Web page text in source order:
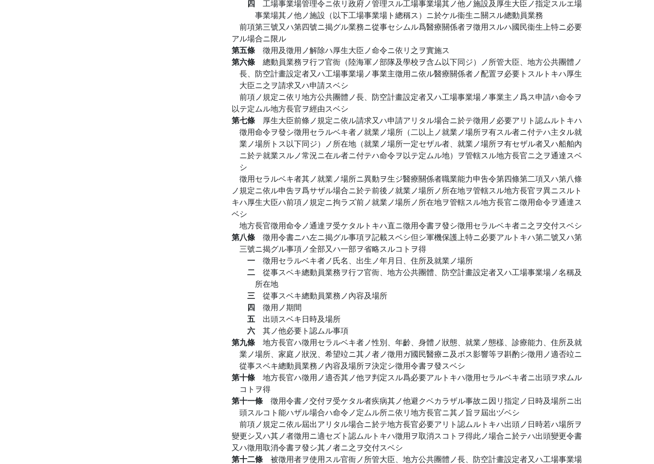
四 工場事業場管理令ニ依リ政府ノ管理スル工場事業場其ノ他ノ施設及厚生大臣ノ指定スルエ場
事業場其ノ他ノ施設（以下工場事業場ト總稱ス）ニ於ケル衞生ニ關スル總動員業務
前項第三號又ハ第四號ニ揭グル業務ニ從事セシムル爲醫療關係者ヲ徵用スルハ國民衞生上特ニ必要
アル場合ニ限ル
第五條 徵用及徵用ノ解除ハ厚生大臣ノ命令ニ依リ之ヲ實施ス
第六條 總動員業務ヲ行フ官衙（陸海軍ノ部隊及學校ヲ含ム以下同ジ）ノ所管大臣、地方公共團體ノ
長、防空計畫設定者又ハ工場事業場ノ事業主徵用ニ依ル醫療關係者ノ配置ヲ必要トスルトキハ厚生
大臣ニ之ヲ請求又ハ申請スベシ
前項ノ規定ニ依リ地方公共團體ノ長、防空計畫設定者又ハ工場事業場ノ事業主ノ爲ス申請ハ命令ヲ
以テ定ムル地方長官ヲ經由スベシ
第七條 厚生大臣前條ノ規定ニ依ル請求又ハ申請アリタル場合ニ於テ徵用ノ必要アリト認ムルトキハ
徵用命令ヲ發シ徵用セラルベキ者ノ就業ノ場所（二以上ノ就業ノ場所ヲ有スル者ニ付テハ主タル就
業ノ場所トス以下同ジ）ノ所在地（就業ノ場所一定セザル者、就業ノ場所ヲ有セザル者又ハ船舶內
ニ於テ就業スルノ常況ニ在ル者ニ付テハ命令ヲ以テ定ムル地）ヲ管轄スル地方長官ニ之ヲ通達スベ
シ
徵用セラルベキ者其ノ就業ノ場所ニ異動ヲ生ジ醫療關係者職業能力申吿令第四條第二項又ハ第八條
ノ規定ニ依ル申吿ヲ爲サザル場合ニ於テ前後ノ就業ノ場所ノ所在地ヲ管轄スル地方長官ヲ異ニスルト
キハ厚生大臣ハ前項ノ規定ニ拘ラズ前ノ就業ノ場所ノ所在地ヲ管轄スル地方長官ニ徵用命令ヲ通達ス
ベシ
地方長官徵用命令ノ通達ヲ受ケタルトキハ直ニ徵用令書ヲ發シ徵用セラルベキ者ニ之ヲ交付スベシ
第八條 徵用令書ニハ左ニ揭グル事項ヲ記載スベシ但シ軍機保護上特ニ必要アルトキハ第二號又ハ第
三號ニ揭グル事項ノ全部又ハ一部ヲ省略スルコトヲ得
一 徵用セラルベキ者ノ氏名、出生ノ年月日、住所及就業ノ場所
二 從事スベキ總動員業務ヲ行フ官衙、地方公共團體、防空計畫設定者又ハ工場事業場ノ名稱及
所在地
三 從事スベキ總動員業務ノ內容及場所
四 徵用ノ期間
五 出頭スベキ日時及場所
六 其ノ他必要ト認ムル事項
第九條 地方長官ハ徵用セラルベキ者ノ性別、年齡、身體ノ狀態、就業ノ態樣、診療能力、住所及就
業ノ場所、家庭ノ狀況、希望竝ニ其ノ者ノ徵用ガ國民醫療ニ及ボス影響等ヲ斟酌シ徵用ノ適否竝ニ
從事スベキ總動員業務ノ內容及場所ヲ決定シ徵用令書ヲ發スベシ
第十條 地方長官ハ徵用ノ適否其ノ他ヲ判定スル爲必要アルトキハ徵用セラルベキ者ニ出頭ヲ求ムル
コトヲ得
第十一條 徵用令書ノ交付ヲ受ケタル者疾病其ノ他避クベカラザル事故ニ因リ指定ノ日時及場所ニ出
頭スルコト能ハザル場合ハ命令ノ定ムル所ニ依リ地方長官ニ其ノ旨ヲ屆出ヅベシ
前項ノ規定ニ依ル屆出アリタル場合ニ於テ地方長官必要アリト認ムルトキハ出頭ノ日時若ハ場所ヲ
變更シ又ハ其ノ者徵用ニ適セズト認ムルトキハ徵用ヲ取消スコトヲ得此ノ場合ニ於テハ出頭變更令書
又ハ徵用取消令書ヲ發シ其ノ者ニ之ヲ交付スベシ
第十二條 被徵用者ヲ使用スル官衙ノ所管大臣、地方公共團體ノ長、防空計畫設定者又ハ工場事業場